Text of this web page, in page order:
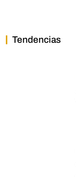
Tendencias